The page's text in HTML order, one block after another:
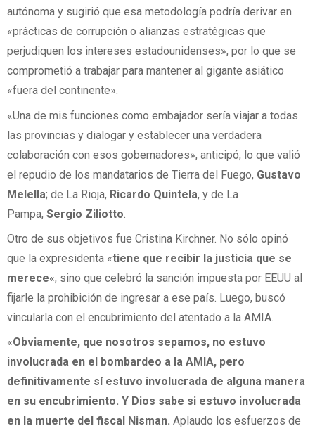
autónoma y sugirió que esa metodología podría derivar en
«prácticas de corrupción o alianzas estratégicas que
perjudiquen los intereses estadounidenses», por lo que se
comprometió a trabajar para mantener al gigante asiático
«fuera del continente».
«Una de mis funciones como embajador sería viajar a todas
las provincias y dialogar y establecer una verdadera
colaboración con esos gobernadores», anticipó, lo que valió
el repudio de los mandatarios de Tierra del Fuego, Gustavo
Melella; de La Rioja, Ricardo Quintela, y de La
Pampa, Sergio Ziliotto
Otro de sus objetivos fue Cristina Kirchner. No sólo opinó
que la expresidenta «tiene que recibir la justicia que se
merece«, sino que celebró la sanción impuesta por EEUU al
fijarle la prohibición de ingresar a ese país. Luego, buscó
vincularla con el encubrimiento del atentado a la AMIA.
«Obviamente, que nosotros sepamos, no estuvo
involucrada en el bombardeo a la AMIA, pero
definitivamente sí estuvo involucrada de alguna manera
en su encubrimiento. Y Dios sabe si estuvo involucrada
en la muerte del fiscal Nisman. Aplaudo los esfuerzos de